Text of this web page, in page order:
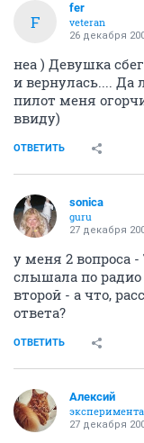
F
fer
veteran
26 декабря
неа ) Девушка
и вернулась.... Да
пилот меня
ввиду)
ОТВЕТИТЬ
sonica
guru
27 декабря
у меня 2 вопроса
слышала по радио
второй - а что,
ответа?
ОТВЕТИТЬ
Алексий
27 декабря